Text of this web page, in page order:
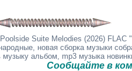
Suite Melodies (2026) FLAC
новая сборка музыки
музыку альбом, mp3 музыка
Сообщайте в